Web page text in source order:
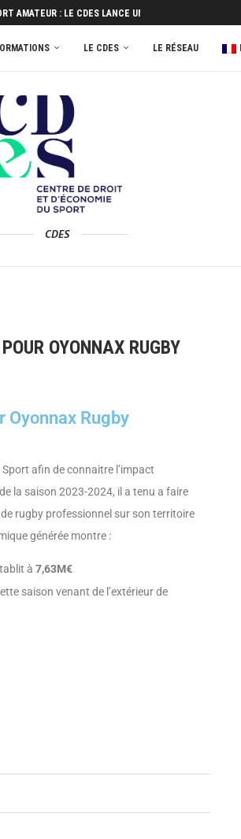
AMATEUR : LE CDES LANCE UNE ENQUÊTE...
LE CDES LE RÉSEAU
CDES
OYONNAX RUGBY
Oyonnax Rugby
Sport afin de connaitre l’impact
la saison 2023-2024, il a tenu a faire
rugby professionnel sur son territoire
générée montre :
à 7,63M€
saison venant de l’extérieur de